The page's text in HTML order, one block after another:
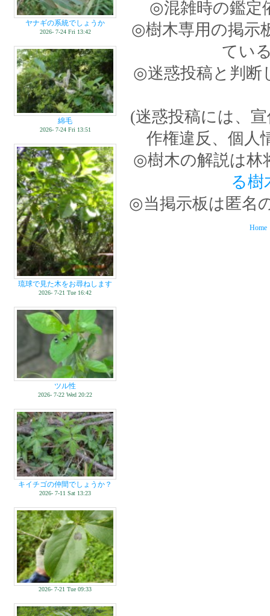
ヤナギの系統でしょうか
2026- 7-24 Fri 13:42
綿毛
2026- 7-24 Fri 13:51
琉球で見た木をお尋ねします
2026- 7-21 Tue 16:42
ツル性
2026- 7-22 Wed 20:22
キイチゴの仲間でしょうか？
2026- 7-11 Sat 13:23
2026- 7-21 Tue 09:33
◎混雑時の鑑定
◎樹木専用の掲示
てい
◎迷惑投稿と判断
(迷惑投稿には、
作権違反、個人
◎樹木の解説は林
る樹
◎当掲示板は匿名
Home